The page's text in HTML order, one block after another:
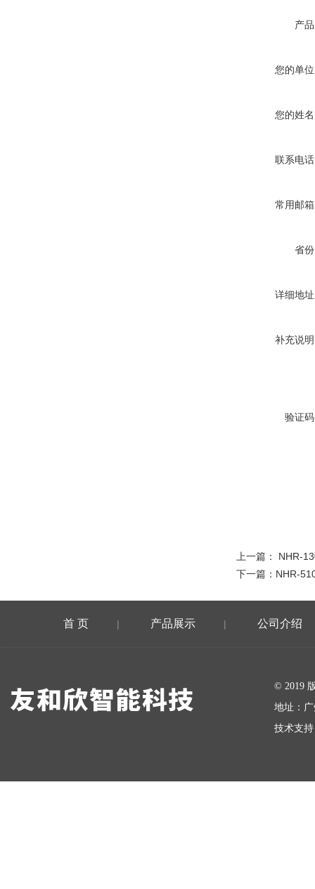
产
您的单
您的姓
联系电
常用邮
省
详细地
补充说
验证
上一篇： NHR-
下一篇： NHR-
首 页 | 产品展示 | 公司介绍
© 2019
地址：
技术支